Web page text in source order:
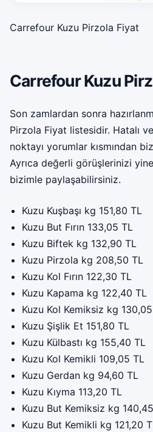
Carrefour Kuzu Pirzola Fiyat
Carrefour Kuzu
Son zamlardan sonra
Pirzola Fiyat listesidir. Hatalı
noktayı yorumlar kısmından
Ayrıca değerli görüşlerinizi
bizimle paylaşabilirsiniz.
Kuzu Kuşbaşı kg 151,80 TL
Kuzu But Fırın 133,05 TL
Kuzu Biftek kg 132,90 TL
Kuzu Pirzola kg 208,50 TL
Kuzu Kol Fırın 122,30 TL
Kuzu Kapama kg 122,40 TL
Kuzu Kol Kemiksiz kg
Kuzu Şişlik Et 151,80 TL
Kuzu Külbastı kg 155,40 TL
Kuzu Kol Kemikli 109,05 TL
Kuzu Gerdan kg 94,60 TL
Kuzu Kıyma 113,20 TL
Kuzu But Kemiksiz kg
Kuzu But Kemikli kg 121,20